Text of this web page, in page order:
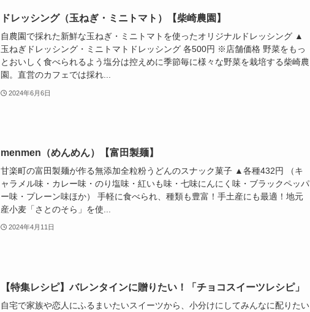
ドレッシング（玉ねぎ・ミニトマト）【柴崎農園】
自農園で採れた新鮮な玉ねぎ・ミニトマトを使ったオリジナルドレッシング ▲
玉ねぎドレッシング・ミニトマトドレッシング 各500円 ※店舗価格 野菜をもっ
とおいしく食べられるよう塩分は控えめに季節毎に様々な野菜を栽培する柴崎農
園。直営のカフェでは採れ...
2024年6月6日
menmen（めんめん）【富田製麺】
甘楽町の富田製麺が作る無添加全粒粉うどんのスナック菓子 ▲各種432円 （キ
ャラメル味・カレー味・のり塩味・紅いも味・七味にんにく味・ブラックペッパ
ー味・プレーン味ほか） 手軽に食べられ、種類も豊富！手土産にも最適！地元
産小麦「さとのそら」を使...
2024年4月11日
【特集レシピ】バレンタインに贈りたい！「チョコスイーツレシピ」
自宅で家族や恋人にふるまいたいスイーツから、小分けにしてみんなに配りたい